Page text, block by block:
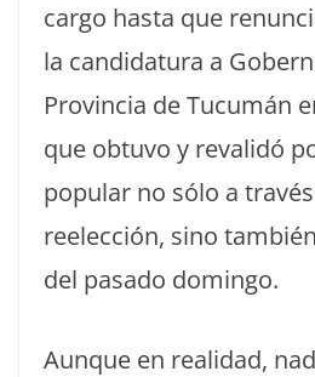
cargo hasta que
la candidatura a
Provincia de Tucumán
que obtuvo y revalidó
popular no sólo a
reelección, sino
del pasado domingo.
Aunque en realidad,